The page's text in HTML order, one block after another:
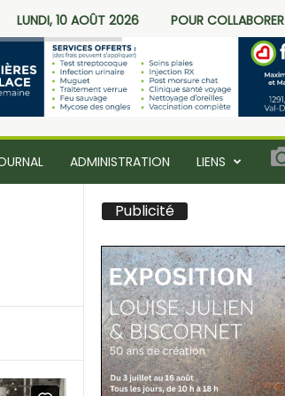
LUNDI, 10 AOÛT 2026 POUR COLLABORER
ADMINISTRATION LIENS
Publicité